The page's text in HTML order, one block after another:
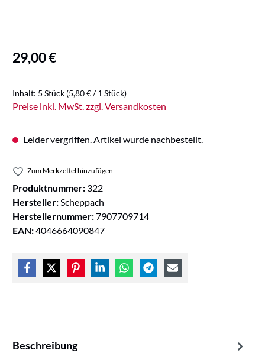
Regulärer Preis:
29,00 €
Inhalt: 5 Stück (5,80 € / 1 Stück)
Preise inkl. MwSt. zzgl. Versandkosten
Leider vergriffen. Artikel wurde nachbestellt.
Zum Merkzettel hinzufügen
Produktnummer: 322
Hersteller: Scheppach
Herstellernummer:7907709714
EAN:4046664090847
Beschreibung